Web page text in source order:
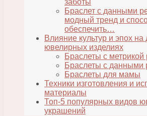
заботы
Браслет с данными
модный тренд и
обеспечить…
Влияние культур и эпох на
ювелирных изделиях
Браслеты с метрикой
Браслеты с данными
Браслеты для мамы
Техники изготовления и
материалы
Топ-5 популярных видов
украшений